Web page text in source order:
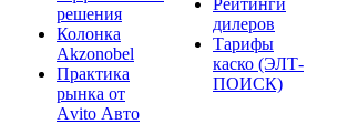
решения
Колонка
Akzonobel
Практика
рынка от
Аvito Авто
Рейтинги
дилеров
Тарифы
каско (ЭЛТ-
ПОИСК)